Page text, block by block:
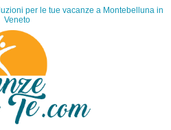
per le tue vacanze a Montebelluna in
Veneto